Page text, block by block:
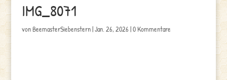
IMG_8071
vonBeemasterSiebenstern|Jan. 26, 2026 |0 Kommentare